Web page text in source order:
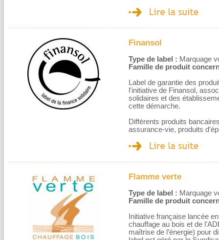
Finansol
Type de label : Marquage
Famille de produit
Label de garantie des
l'initiative de Finansol,
solidaires et des
cette démarche.
Différents produits
assurance-vie, produits
Flamme verte
Type de label : Marquage
Famille de produit
Initiative française lancée
chauffage au bois et de
maîtrise de l’énergie) pour